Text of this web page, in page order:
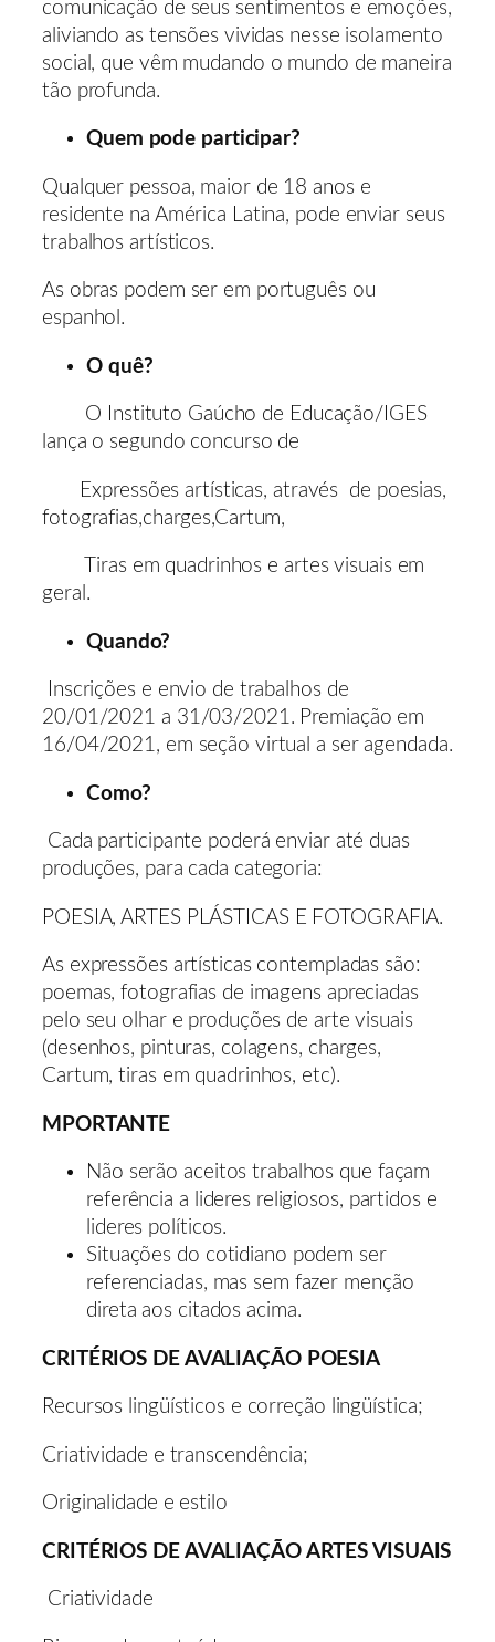
comunicação de seus sentimentos e emoções,
aliviando as tensões vividas nesse isolamento
social, que vêm mudando o mundo de maneira
tão profunda.
Quem pode participar?
Qualquer pessoa, maior de 18 anos e
residente na América Latina, pode enviar seus
trabalhos artísticos.
As obras podem ser em português ou
espanhol.
O quê?
O Instituto Gaúcho de Educação/IGES
lança o segundo concurso de
Expressões artísticas, através de poesias,
fotografias,charges,Cartum,
Tiras em quadrinhos e artes visuais em
geral.
Quando?
Inscrições e envio de trabalhos de
20/01/2021 a 31/03/2021. Premiação em
16/04/2021, em seção virtual a ser agendada.
Como?
Cada participante poderá enviar até duas
produções, para cada categoria:
POESIA, ARTES PLÁSTICAS E FOTOGRAFIA.
As expressões artísticas contempladas são:
poemas, fotografias de imagens apreciadas
pelo seu olhar e produções de arte visuais
(desenhos, pinturas, colagens, charges,
Cartum, tiras em quadrinhos, etc).
MPORTANTE
Não serão aceitos trabalhos que façam
referência a lideres religiosos, partidos e
lideres políticos.
Situações do cotidiano podem ser
referenciadas, mas sem fazer menção
direta aos citados acima.
CRITÉRIOS DE AVALIAÇÃO POESIA
Recursos lingüísticos e correção lingüística;
Criatividade e transcendência;
Originalidade e estilo
CRITÉRIOS DE AVALIAÇÃO ARTES VISUAIS
Criatividade